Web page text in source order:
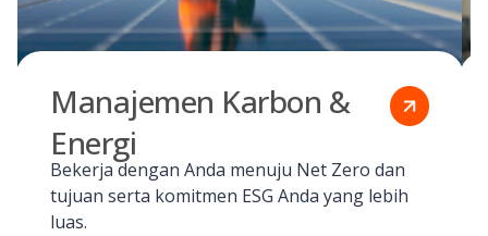
Manajemen Karbon &
Energi
Bekerja dengan Anda menuju Net Zero dan
tujuan serta komitmen ESG Anda yang lebih
luas.